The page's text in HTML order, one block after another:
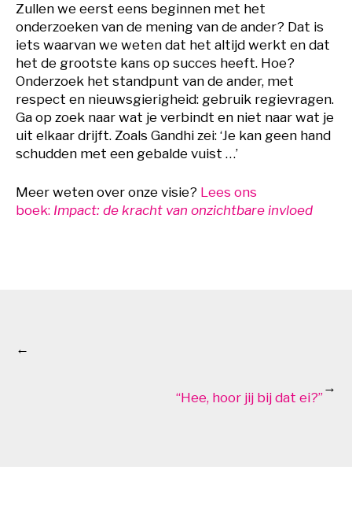
Zullen we eerst eens beginnen met het
onderzoeken van de mening van de ander? Dat is
iets waarvan we weten dat het altijd werkt en dat
het de grootste kans op succes heeft. Hoe?
Onderzoek het standpunt van de ander, met
respect en nieuwsgierigheid: gebruik regievragen.
Ga op zoek naar wat je verbindt en niet naar wat je
uit elkaar drijft. Zoals Gandhi zei: ‘Je kan geen hand
schudden met een gebalde vuist …’
Meer weten over onze visie? Lees ons
boek: Impact: de kracht van onzichtbare invloed
←
“Hee, hoor jij bij dat ei?”​
→